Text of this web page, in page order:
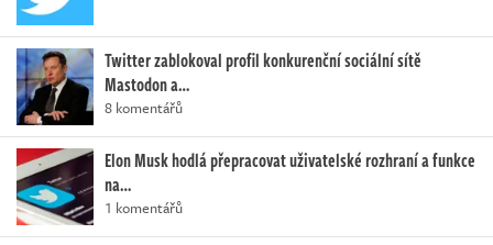
Twitter zablokoval profil konkurenční sociální sítě
Mastodon a…
8 komentářů
Elon Musk hodlá přepracovat uživatelské rozhraní a funkce
na…
1 komentářů